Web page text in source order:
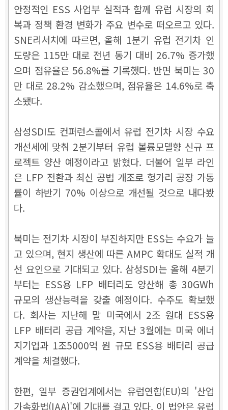
안정적인 ESS 사업부 실적과 함께 유럽 시장의 회
복과 정책 환경 변화가 주요 변수로 떠오르고 있다.
SNE리서치에 따르면, 올해 1분기 유럽 전기차 인
도량은 115만 대로 전년 동기 대비 26.7% 증가했
으며 점유율은 56.8%를 기록했다. 반면 북미는 30
만 대로 28.2% 감소했으며, 점유율은 14.6%로 축
소됐다.
삼성SDI도 컨퍼런스콜에서 유럽 전기차 시장 수요
개선세에 맞춰 2분기부터 유럽 볼륨모델향 신규 프
로젝트 양산 예정이라고 밝혔다. 더불어 일부 라인
은 LFP 전환과 최신 공법 개조로 헝가리 공장 가동
률이 하반기 70% 이상으로 개선될 것으로 내다봤
다.
북미는 전기차 시장이 부진하지만 ESS는 수요가 늘
고 있으며, 현지 생산에 따른 AMPC 확대도 실적 개
선 요인으로 기대되고 있다. 삼성SDI는 올해 4분기
부터는 ESS용 LFP 배터리도 양산해 총 30GWh
규모의 생산능력을 갖출 예정이다. 수주도 확보했
다. 회사는 지난해 말 미국에서 2조 원대 ESS용
LFP 배터리 공급 계약을, 지난 3월에는 미국 에너
지기업과 1조5000억 원 규모 ESS용 배터리 공급
계약을 체결했다.
한편, 일부 증권업계에서는 유럽연합(EU)의 '산업
가속화법(IAA)'에 기대를 걸고 있다. 이 법안은 유럽